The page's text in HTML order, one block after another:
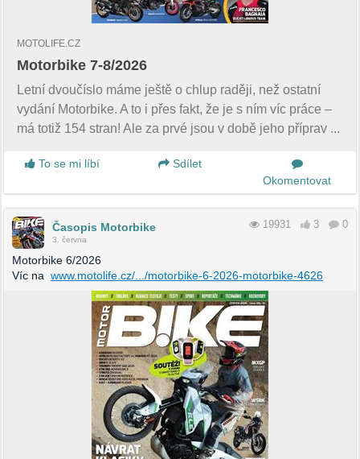
MOTOLIFE.CZ
Motorbike 7-8/2026
Letní dvoučíslo máme ještě o chlup raději, než ostatní
vydání Motorbike. A to i přes fakt, že je s ním víc práce –
má totiž 154 stran! Ale za prvé jsou v době jeho příprav ...
To se mi líbí
Sdílet
Okomentovat
Časopis Motorbike
3. června
19931 3 0
Motorbike 6/2026
Víc na www.motolife.cz/.../motorbike-6-2026-motorbike-4626